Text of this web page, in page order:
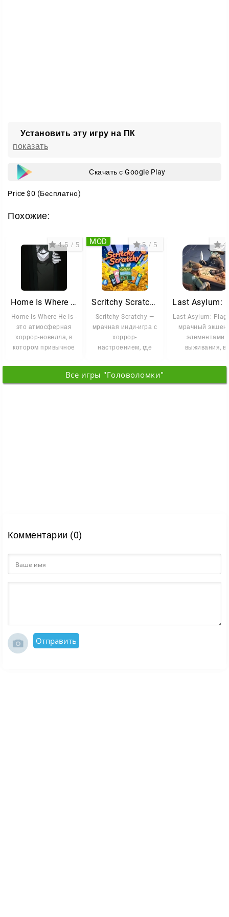
Установить эту игру на ПК
показать
Скачать с Google Play
Price $0 (Бесплатно)
Похожие:
Home Is Where He Is
Home Is Where He Is -
это атмосферная
хоррор-новелла, в
котором привычное
пространство
4.5 / 5
Scritchy Scratchy
Scritchy Scratchy —
мрачная инди-игра с
хоррор-
настроением, где
на громких
5 / 5
MOD
Last Asylum:
мрачный экшен
элементами
выживания, в
забрасывают в
4
Все игры "Головоломки"
Комментарии (0)
Отправить